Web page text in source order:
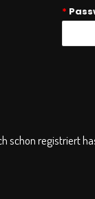
*
schon registriert